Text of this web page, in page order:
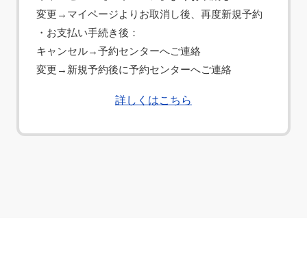
変更→マイページよりお取消し後、再度新規予約
・お支払い手続き後：
キャンセル→予約センターへご連絡
変更→新規予約後に予約センターへご連絡
詳しくはこちら